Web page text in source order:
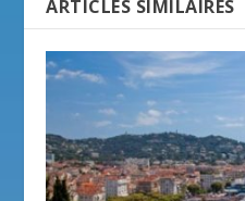
ARTICLES SIMILAIRES